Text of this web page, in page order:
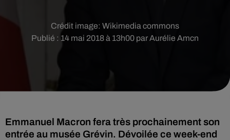
Publié : 14 mai 2018 à 13h00 par Aurélie Amcn
Crédit image: Wikimedia commons
Emmanuel Macron fera très prochainement son
entrée au musée Grévin. Dévoilée ce week-end